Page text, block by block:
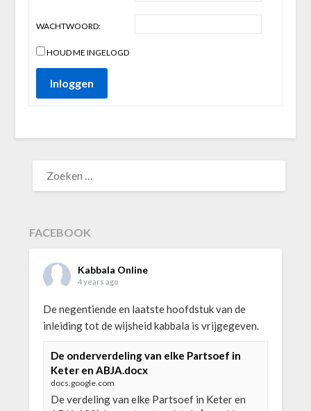
WACHTWOORD:
HOUD ME INGELOGD
Inloggen
NAAR:
FACEBOOK
Kabbala Online
4 years ago
De negentiende en laatste hoofdstuk van de
inleiding tot de wijsheid kabbala is vrijgegeven.
De onderverdeling van elke Partsoef in
Keter en ABJA.docx
docs.google.com
De verdeling van elke Partsoef in Keter en